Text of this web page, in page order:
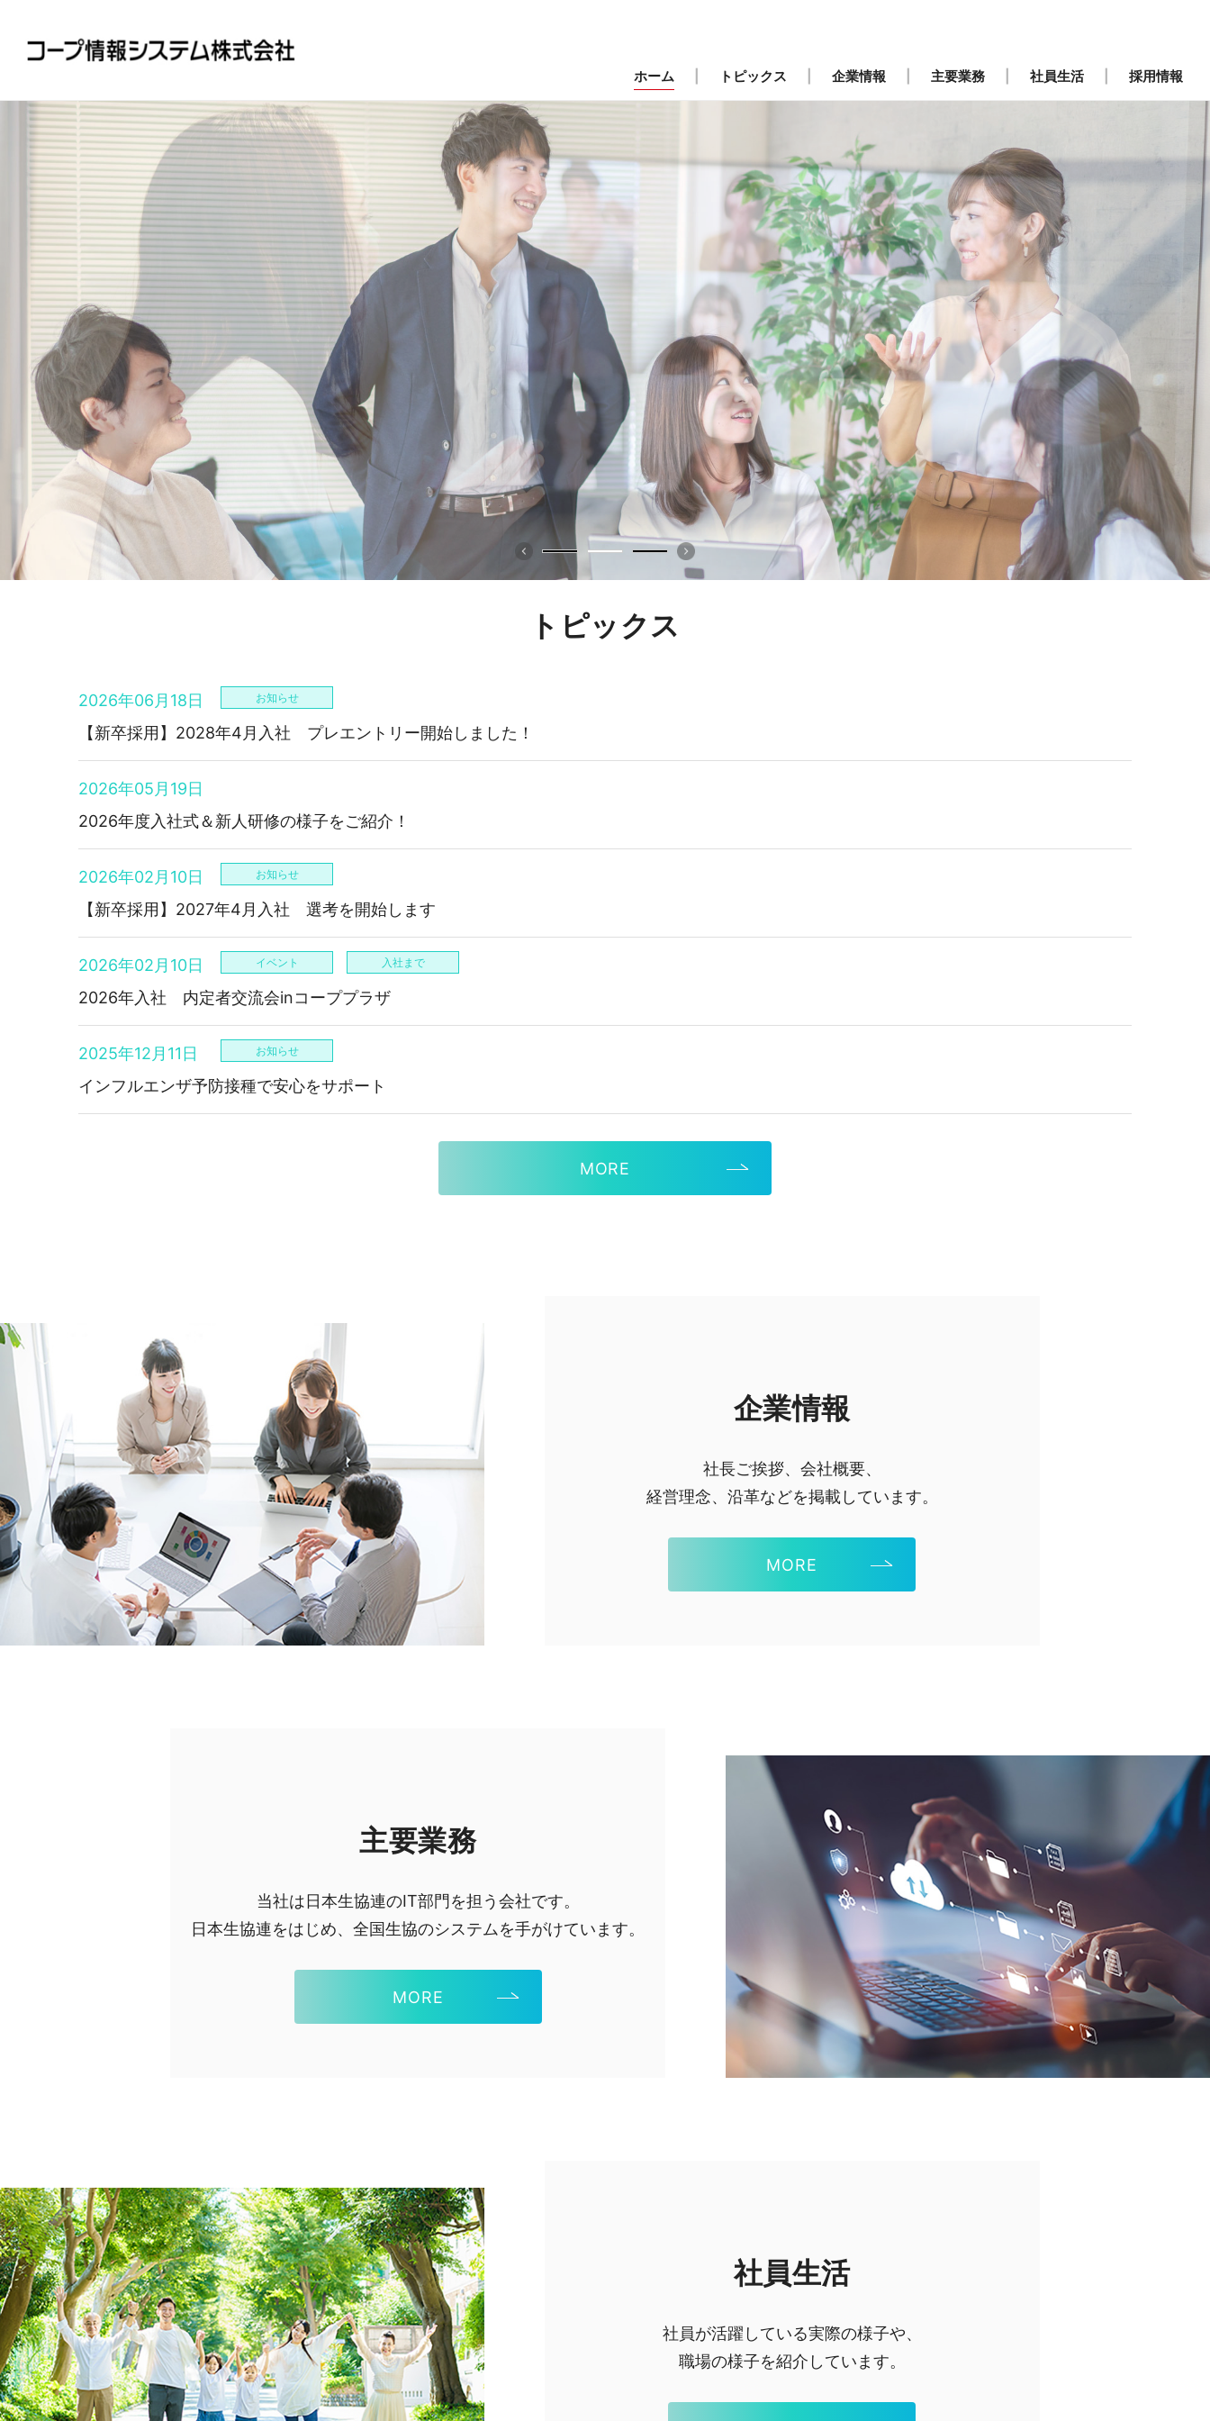
トピックス
2026年06月18日 お知らせ
【新卒採用】2028年4月入社 プレエントリー開始しました！
2026年05月19日
2026年度入社式＆新人研修の様子をご紹介！
2026年02月10日 お知らせ
【新卒採用】2027年4月入社 選考を開始します
2026年02月10日 イベント 入社まで
2026年入社 内定者交流会inコーププラザ
2025年12月11日 お知らせ
インフルエンザ予防接種で安心をサポート
MORE
企業情報
社長ご挨拶、会社概要、
経営理念、沿革などを掲載しています。
MORE
主要業務
当社は日本生協連のIT部門を担う会社です。
日本生協連をはじめ、全国生協のシステムを手がけています。
MORE
社員生活
社員が活躍している実際の様子や、
職場の様子を紹介しています。
ホーム トピックス
企業情報
社長あいさつ 会社概要 経営理念 マネジメントシステム 事業所案内 コープ情報システム 沿革
企業情報
主要業務
主要なシステムの紹介 運用業務 システム開発～運用・保守の流れ サポートデスクの業務
主要業務
社員生活
社員紹介
社員生活
採用情報
人材育成方針 教育体系 数字でみたコープ情報システム 募集要項（キャリア採用）
募集要項（新卒採用）
履歴書などの応募書類の取り扱いについて
採用の流れ Q&A
採用情報